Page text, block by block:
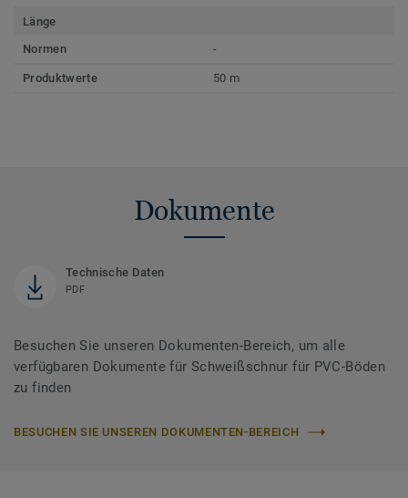
Länge
Normen
-
Produktwerte 50 m
Dokumente
Technische Daten
PDF
Besuchen Sie unseren Dokumenten-Bereich, um alle
verfügbaren Dokumente für Schweißschnur für PVC-Böden
zu finden
BESUCHEN SIE UNSEREN DOKUMENTEN-BEREICH